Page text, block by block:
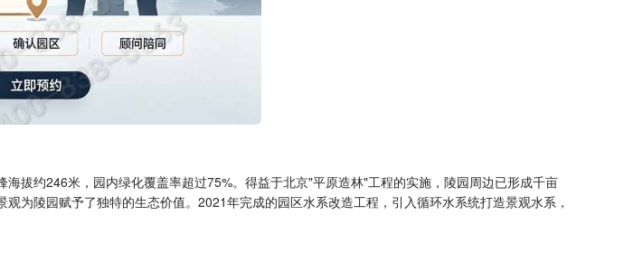
拔约246米，园内绿化覆盖率超过75%。得益于北京"平原造林"工程的实施，陵园周边已形成千亩
为陵园赋予了独特的生态价值。2021年完成的园区水系改造工程，引入循环水系统打造景观水系，